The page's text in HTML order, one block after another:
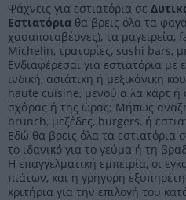
Ψάχνεις για εστιατόρια σε
Εστιατόρια θα βρεις όλα τα
χασαποταβέρνες), τα μαγειρεία,
Michelin, τρατορίες, sushi bars,
Ενδιαφέρεσαι για εστιατόρια με
ινδική, ασιάτικη ή μεξικάνικη
haute cuisine, μενού α λα κάρτ ή
σχάρας ή της ώρας; Μήπως
brunch, μεζέδες, burgers, ή
Εδώ θα βρεις όλα τα εστιατόρια
το ιδανικό για το γεύμα ή τη
Η επαγγελματική εμπειρία, οι
πιάτων, και η γρήγορη
κριτήρια για την επιλογή του